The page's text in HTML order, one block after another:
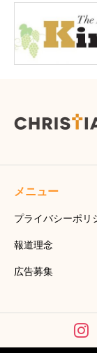
メニュー
プライバシーポリ
報道理念
広告募集